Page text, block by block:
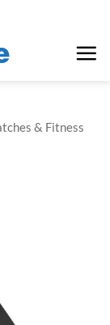
& Fitness